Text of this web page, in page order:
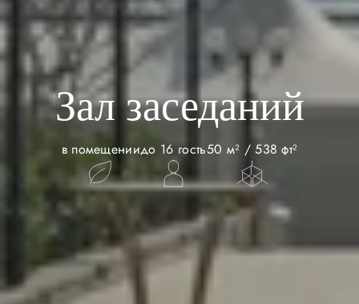
Зал заседаний
в помещениидо 16 гость50 м² / 538 фт²